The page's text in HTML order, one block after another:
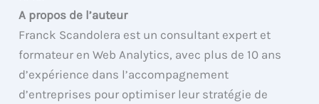
A propos de l’auteur
Franck Scandolera est un consultant expert et
formateur en Web Analytics, avec plus de 10 ans
d’expérience dans l’accompagnement
d’entreprises pour optimiser leur stratégie de